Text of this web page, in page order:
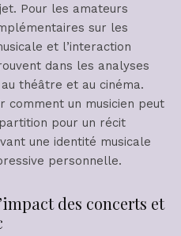
Pour les amateurs
sur les
et l’interaction
dans les analyses
théâtre et au cinéma.
comment un musicien peut
pour un récit
une identité musicale
personnelle.
des concerts et